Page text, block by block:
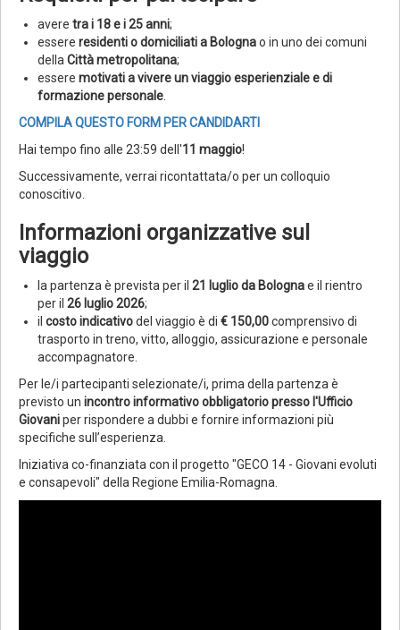
avere tra i 18 e i 25 anni;
essere residenti o domiciliati a Bolognao in uno dei comuni
della Città metropolitana;
essere motivati a vivere un viaggio esperienziale e di
formazione personale
COMPILA QUESTO FORM PER CANDIDARTI
Hai tempo fino alle 23:59 dell'11 maggio!
Successivamente, verrai ricontattata/o per un colloquio
conoscitivo.
Informazioni organizzative sul
viaggio
la partenza è prevista per il 21 luglio da Bolognae il rientro
per il 26 luglio 2026;
il costo indicativodel viaggio è di € 150,00comprensivo di
trasporto in treno, vitto, alloggio, assicurazione e personale
accompagnatore.
Per le/i partecipanti selezionate/i, prima della partenza è
previsto un incontro informativo obbligatorio presso l'Ufficio
Giovaniper rispondere a dubbi e fornire informazioni più
specifiche sull’esperienza.
Iniziativa co-finanziata con il progetto "GECO 14 - Giovani evoluti
e consapevoli" della Regione Emilia-Romagna.